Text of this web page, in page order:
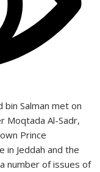
bin Salman met on
Moqtada Al-Sadr,
Prince
in Jeddah and the
number of issues of